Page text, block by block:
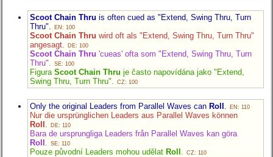
Scoot Chain Thru is often cued as "Extend, Swing Thru, Turn
Thru".
EN: 100
Scoot Chain Thru wird oft als "Extend, Swing Thru, Turn Thru"
angesagt.
DE: 100
Scoot Chain Thru 'cueas' ofta som "Extend, Swing Thru, Turn
Thru".
SE: 100
Figura Scoot Chain Thru je často napovídána jako "Extend,
Swing Thru, Turn Thru".
CZ: 100
Only the original Leaders from Parallel Waves can Roll EN: 110
Nur die ursprünglichen Leaders aus Parallel Waves können
Roll
DE: 110
Bara de ursprungliga Leaders från Parallel Waves kan göra
Roll
SE: 110
Pouze původní Leaders mohou udělat Roll CZ: 110